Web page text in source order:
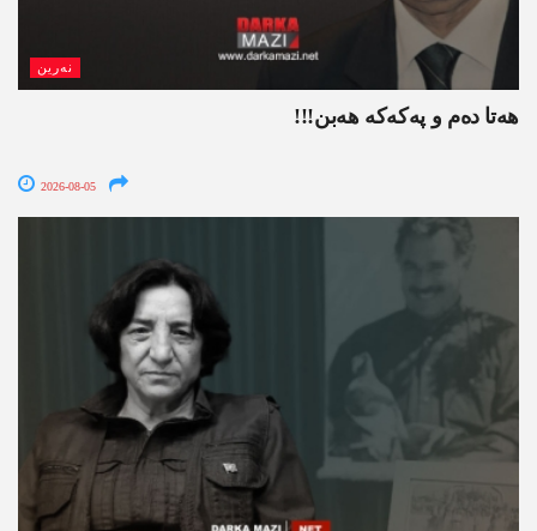
نەرین
ھەتا دەم و پەکەکە ھەبن!!!
2026-08-05